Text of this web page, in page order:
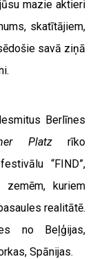
mazie aktieri
skatītājiem,
savā ziņā
Berlīnes
Platzrīko
“FIND”,
kuriem
realitātē.
no Beļģijas,
Spānijas.